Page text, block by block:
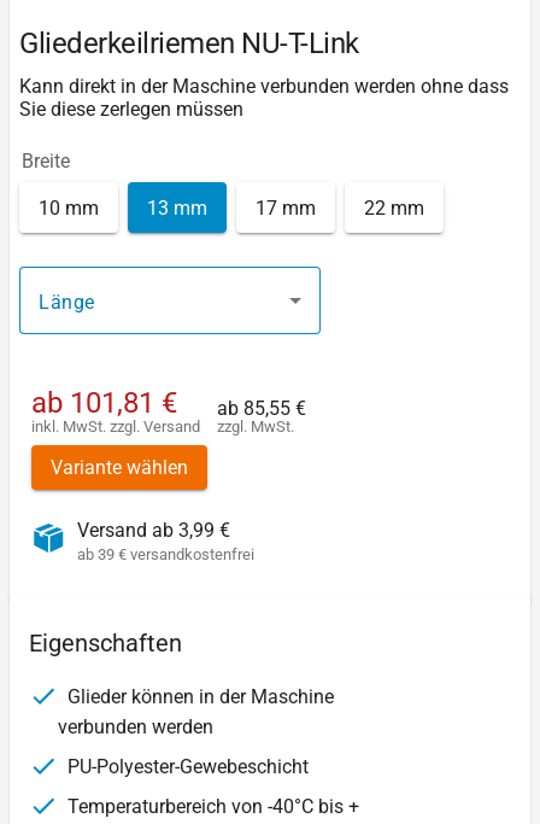
Gliederkeilriemen NU-T-Link
Kann direkt in der Maschine verbunden werden ohne dass
Sie diese zerlegen müssen
Breite
10 mm 13 mm 17 mm 22 mm
Länge
ab 101,81 €
inkl. MwSt. zzgl. Versand
ab 85,55 €
zzgl. MwSt.
Variante wählen
Versand ab 3,99 €
ab 39 € versandkostenfrei
Eigenschaften
Glieder können in der Maschine
verbunden werden
PU-Polyester-Gewebeschicht
Temperaturbereich von -40°C bis +